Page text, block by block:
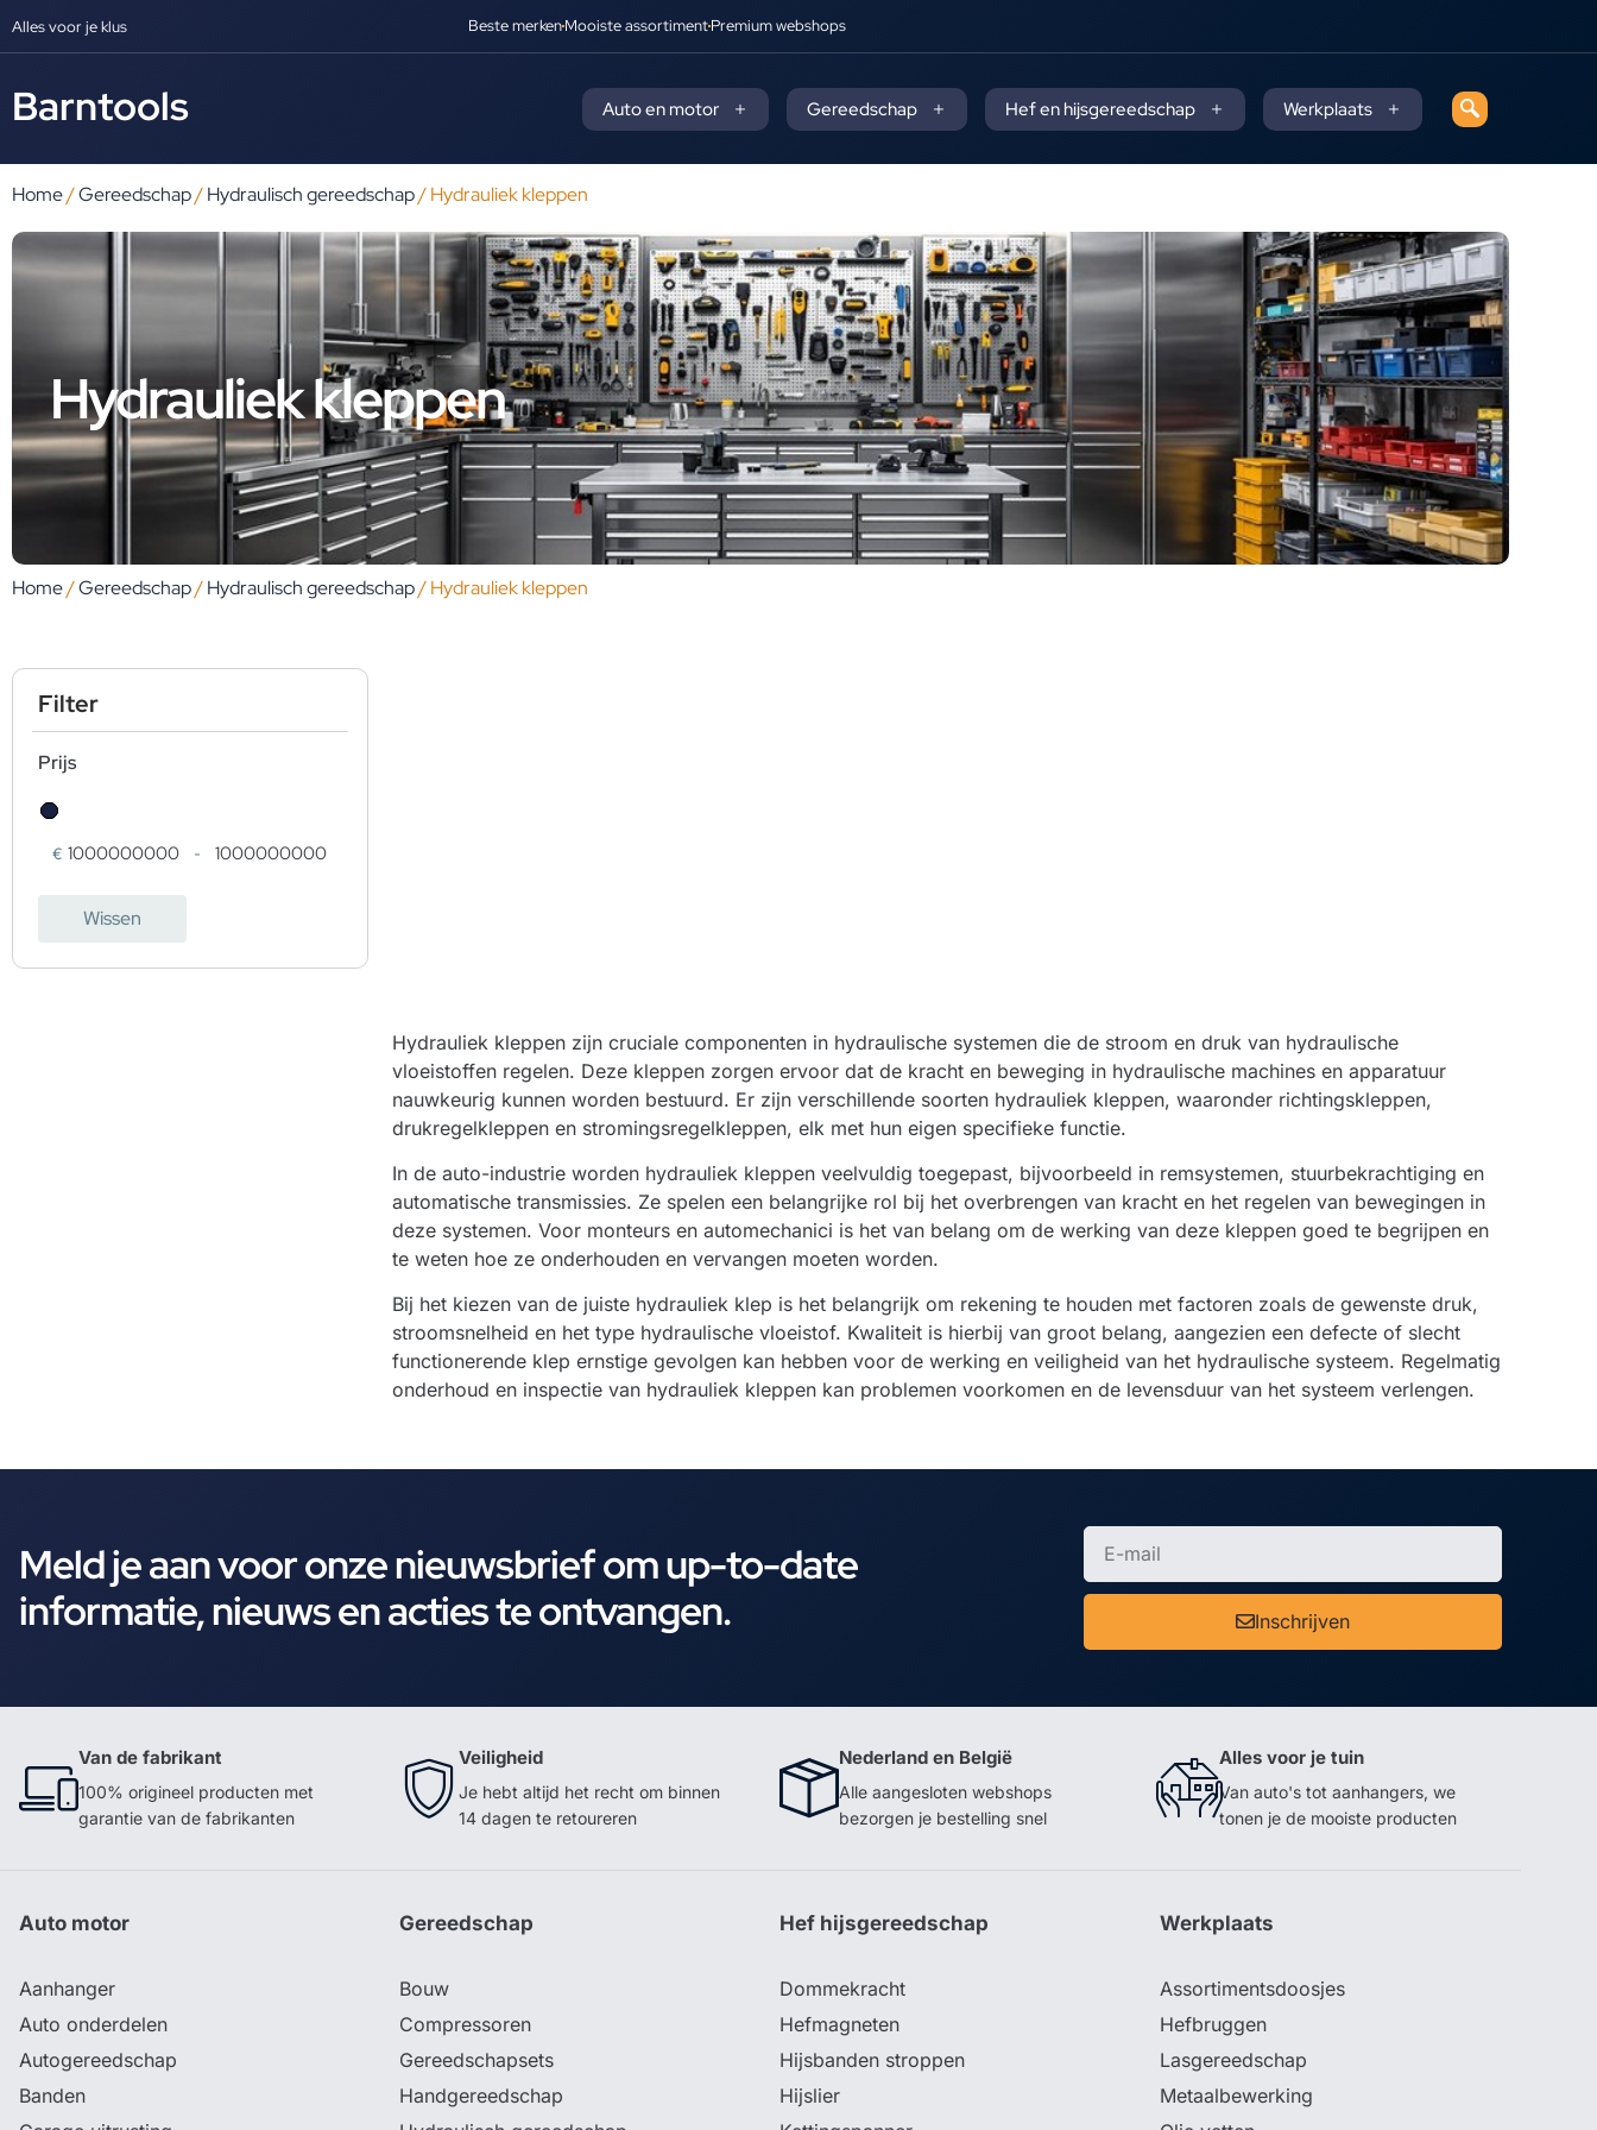
Alles voor je klus Beste merkenMooiste assortimentPremium webshops
Barntools Auto en motor Gereedschap Hef en hijsgereedschap Werkplaats
Home/Gereedschap/Hydraulisch gereedschap/ Hydrauliek kleppen
Hydrauliek kleppen
Home/Gereedschap/Hydraulisch gereedschap/ Hydrauliek kleppen
Filter
Prijs
€
Minimale prijs
-
Maximale prijs
Wissen
Hydrauliek kleppen zijn cruciale componenten in hydraulische systemen die de stroom en druk van hydraulische
vloeistoffen regelen. Deze kleppen zorgen ervoor dat de kracht en beweging in hydraulische machines en apparatuur
nauwkeurig kunnen worden bestuurd. Er zijn verschillende soorten hydrauliek kleppen, waaronder richtingskleppen,
drukregelkleppen en stromingsregelkleppen, elk met hun eigen specifieke functie.
In de auto-industrie worden hydrauliek kleppen veelvuldig toegepast, bijvoorbeeld in remsystemen, stuurbekrachtiging en
automatische transmissies. Ze spelen een belangrijke rol bij het overbrengen van kracht en het regelen van bewegingen in
deze systemen. Voor monteurs en automechanici is het van belang om de werking van deze kleppen goed te begrijpen en
te weten hoe ze onderhouden en vervangen moeten worden.
Bij het kiezen van de juiste hydrauliek klep is het belangrijk om rekening te houden met factoren zoals de gewenste druk,
stroomsnelheid en het type hydraulische vloeistof. Kwaliteit is hierbij van groot belang, aangezien een defecte of slecht
functionerende klep ernstige gevolgen kan hebben voor de werking en veiligheid van het hydraulische systeem. Regelmatig
onderhoud en inspectie van hydrauliek kleppen kan problemen voorkomen en de levensduur van het systeem verlengen.
Meld je aan voor onze nieuwsbrief om up-to-date
informatie, nieuws en acties te ontvangen.
Inschrijven
Van de fabrikant
100% origineel producten met
garantie van de fabrikanten
Veiligheid
Je hebt altijd het recht om binnen
14 dagen te retoureren
Nederland en België
Alle aangesloten webshops
bezorgen je bestelling snel
Alles voor je tuin
Van auto's tot aanhangers, we
tonen je de mooiste producten
Auto motor
Aanhanger
Auto onderdelen
Autogereedschap
Banden
Gereedschap
Bouw
Compressoren
Gereedschapsets
Handgereedschap
Hef hijsgereedschap
Dommekracht
Hefmagneten
Hijsbanden stroppen
Hijslier
Werkplaats
Assortimentsdoosjes
Hefbruggen
Lasgereedschap
Metaalbewerking